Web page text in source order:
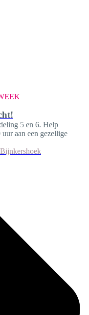
5 en 6. Help
aan een gezellige